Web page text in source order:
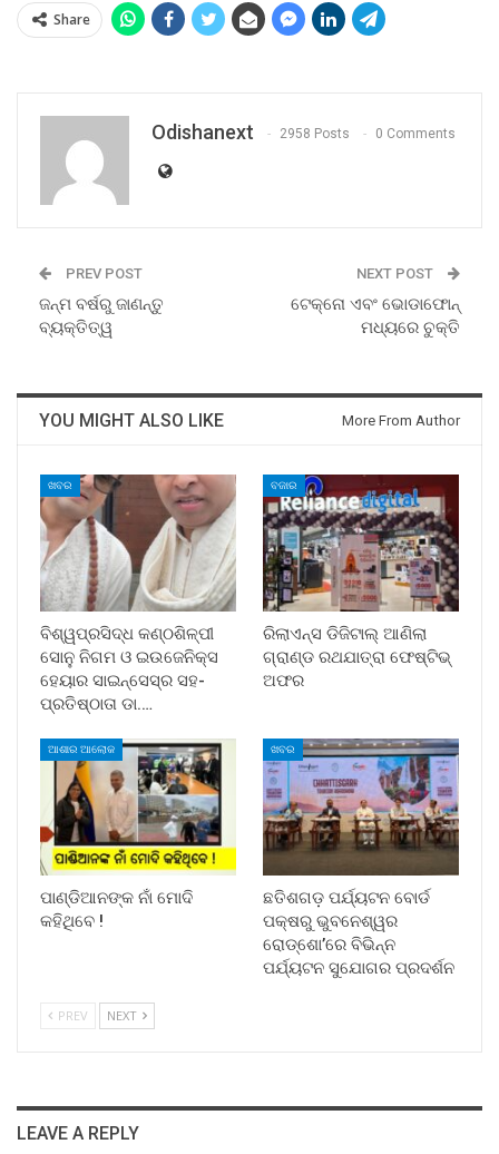
Share
Odishanext 2958 Posts 0 Comments
PREV POST
ଜନ୍ମ ବର୍ଷରୁ ଜାଣନ୍ତୁ
ବ୍ୟକ୍ତିତ୍ୱ
NEXT POST
ଟେକ୍ନୋ ଏବଂ ଭୋଡାଫୋନ୍‌
ମଧ୍ୟରେ ଚୁକ୍ତି
YOU MIGHT ALSO LIKE More From Author
ଖବର
ବିଶ୍ୱପ୍ରସିଦ୍ଧ କଣ୍ଠଶିଳ୍ପୀ
ସୋନୁ ନିଗମ ଓ ଇଉଜେନିକ୍ସ
ହେୟାର ସାଇନ୍ସେସ୍ର ସହ-
ପ୍ରତିଷ୍ଠାତା ଡା.…
ବଜାର
ରିଲାଏନ୍ସ ଡିଜିଟାଲ୍ ଆଣିଲା
ଗ୍ରାଣ୍ଡ ରଥଯାତ୍ରା ଫେଷ୍ଟିଭ୍
ଅଫର
ଆଶାର ଆଲୋକ
ପାଣ୍ଡିଆନଙ୍କ ନାଁ ମୋଦି
କହିଥିବେ !
ଖବର
ଛତିଶଗଡ଼ ପର୍ଯ୍ୟଟନ ବୋର୍ଡ
ପକ୍ଷରୁ ଭୁବନେଶ୍ୱର
ରୋଡ୍‌ଶୋ’ରେ ବିଭିନ୍ନ
ପର୍ଯ୍ୟଟନ ସୁଯୋଗର ପ୍ରଦର୍ଶନ
PREV NEXT
LEAVE A REPLY